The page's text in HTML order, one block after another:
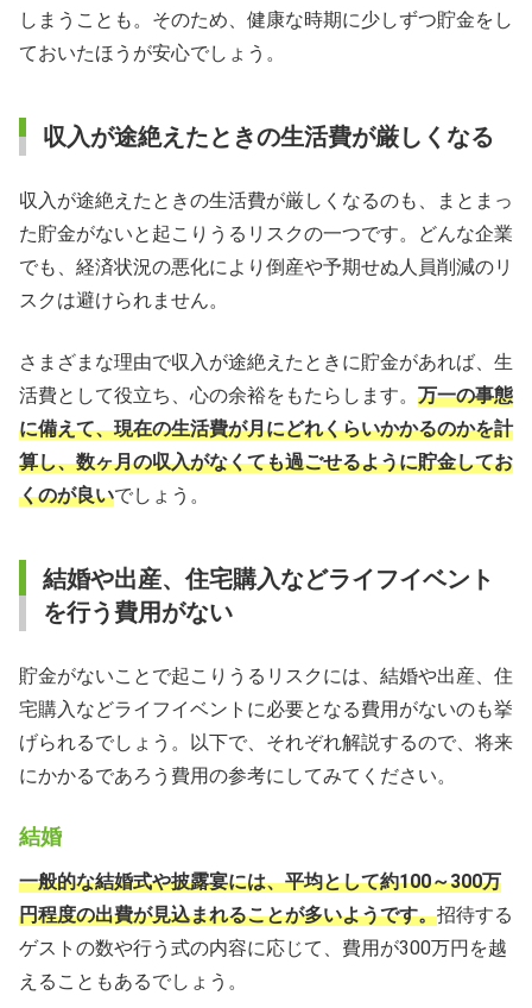
しまうことも。そのため、健康な時期に少しずつ貯金をし
ておいたほうが安心でしょう。
収入が途絶えたときの生活費が厳しくなる
収入が途絶えたときの生活費が厳しくなるのも、まとまっ
た貯金がないと起こりうるリスクの一つです。どんな企業
でも、経済状況の悪化により倒産や予期せぬ人員削減のリ
スクは避けられません。
さまざまな理由で収入が途絶えたときに貯金があれば、生
活費として役立ち、心の余裕をもたらします。 万一の事態
に備えて、現在の生活費が月にどれくらいかかるのかを計
算し、数ヶ月の収入がなくても過ごせるように貯金してお
くのが良いでしょう。
結婚や出産、住宅購入などライフイベント
を行う費用がない
貯金がないことで起こりうるリスクには、結婚や出産、住
宅購入などライフイベントに必要となる費用がないのも挙
げられるでしょう。以下で、それぞれ解説するので、将来
にかかるであろう費用の参考にしてみてください。
結婚
一般的な結婚式や披露宴には、平均として約100～300万
円程度の出費が見込まれることが多いようです。招待する
ゲストの数や行う式の内容に応じて、費用が300万円を越
えることもあるでしょう。